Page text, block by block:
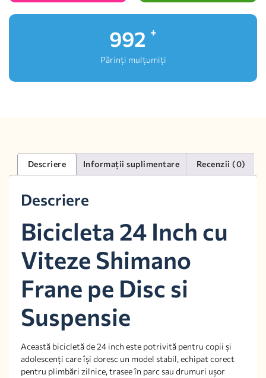
1,000
Părinți mulțumiți
Descriere Informații suplimentare Recenzii (0)
Descriere
Bicicleta 24 Inch cu
Viteze Shimano
Frane pe Disc si
Suspensie
Această bicicletă de 24 inch este potrivită pentru copii și
adolescenți care își doresc un model stabil, echipat corect
pentru plimbări zilnice, trasee în parc sau drumuri ușor